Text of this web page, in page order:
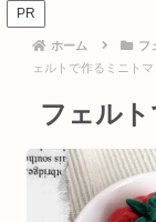
PR
ホーム フ
ェルトで作るミニトマ
フェル